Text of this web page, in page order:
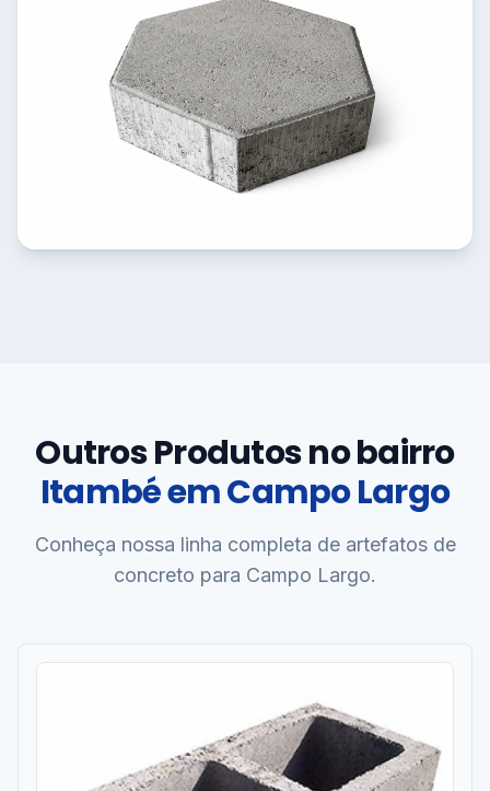
Outros Produtos no bairro
Itambé em Campo Largo
Conheça nossa linha completa de artefatos de